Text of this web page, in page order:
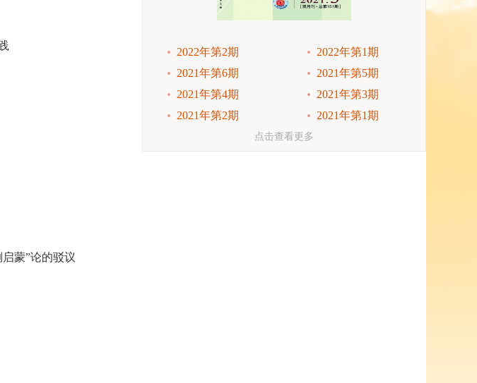
蒙”论的驳议
2022年第2期
2022年第1期
2021年第6期
2021年第5期
2021年第4期
2021年第3期
2021年第2期
2021年第1期
点击查看更多